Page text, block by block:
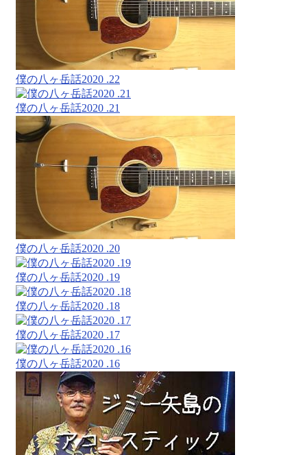
僕の八ヶ岳話2020 .22
僕の八ヶ岳話2020 .21
僕の八ヶ岳話2020 .20
僕の八ヶ岳話2020 .19
僕の八ヶ岳話2020 .18
僕の八ヶ岳話2020 .17
僕の八ヶ岳話2020 .16